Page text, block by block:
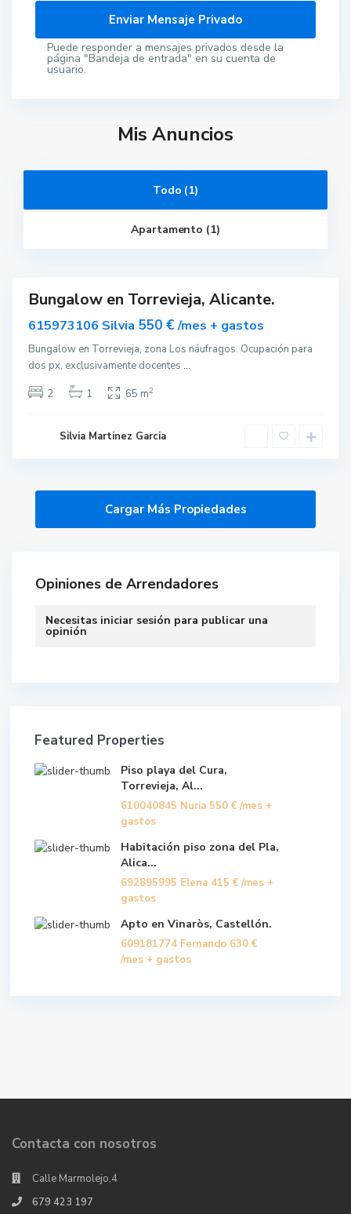
Puede responder a mensajes privados desde la
página "Bandeja de entrada" en su cuenta de
usuario.
Mis Anuncios
Todo (1)
Apartamento (1)
T
e
Bungalow en Torrevieja, Alicante.
615973106 Silvia 550 €/mes + gastos
Bungalow en Torrevieja, zona Los náufragos. Ocupación para
dos px, exclusivamente docentes ...
2
1 65 m2
Silvia Martinez Garcia
Opiniones de Arrendadores
Necesitas iniciar sesión para publicar una
opinión
Featured Properties
Piso playa del Cura,
Torrevieja, Al...
610040845 Nuria 550 € /mes +
gastos
Habitación piso zona del Pla,
Alica...
692895995 Elena 415 € /mes +
gastos
Apto en Vinaròs, Castellón.
609181774 Fernando 630 €
/mes + gastos
Contacta con nosotros
Calle Marmolejo,4
679 423 197